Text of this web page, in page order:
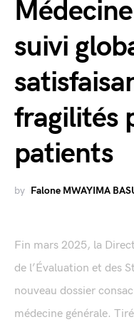
suivi
fragilités
patients
by Falone MWAYIMA
Fin mars 2025, la
de l’Évaluation et des
nouveau dossier
médecine générale.